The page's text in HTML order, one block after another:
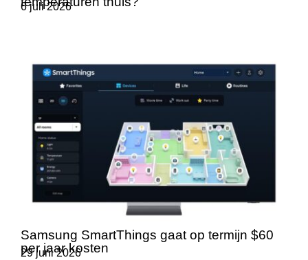
6 juli 2026
Samsung SmartThings gaat op termijn $60
per jaar kosten
29 juni 2026